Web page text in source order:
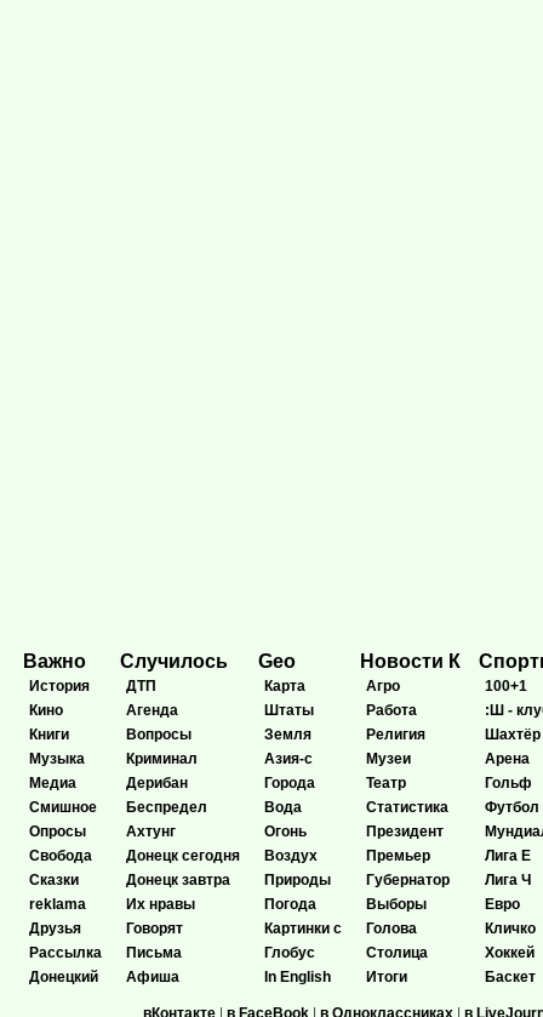
Важно
История
Кино
Книги
Музыка
Медиа
Смишное
Опросы
Свобода
Сказки
reklama
Друзья
Рассылка
Донецкий
Случилось
ДТП
Агенда
Вопросы
Криминал
Дерибан
Беспредел
Ахтунг
Донецк сегодня
Донецк завтра
Их нравы
Говорят
Письма
Афиша
Geo
Карта
Штаты
Земля
Азия-с
Города
Вода
Огонь
Воздух
Природы
Погода
Картинки с
Глобус
In English
Новости К
Агро
Работа
Религия
Музеи
Театр
Статистика
Президент
Премьер
Губернатор
Выборы
Голова
Столица
Итоги
100+1
:Ш -
Шахтёр
Арена
Гольф
Футбол
Лига Е
Лига Ч
Евро
Кличко
Хоккей
Баскет
вКонтакте | в FaceBook | в Одноклассниках | в